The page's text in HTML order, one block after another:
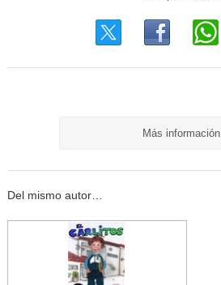
Más información
Del mismo autor…